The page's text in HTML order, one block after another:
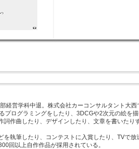
経営学科中退。株式会社カーコンサルタント大西
プログラミングをしたり、3DCGや2次元の絵を
詞作曲したり、デザインしたり、文章を書いたり
を執筆したり、コンテストに入賞したり、TVで放
回以上自作作品が採用されている。